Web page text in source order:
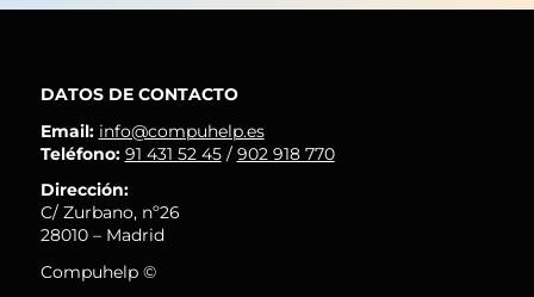
DATOS DE CONTACTO
Email: info@compuhelp.es
Teléfono: 91 431 52 45/ 902 918 770
Dirección:
C/ Zurbano, nº26
28010 – Madrid
Compuhelp ©